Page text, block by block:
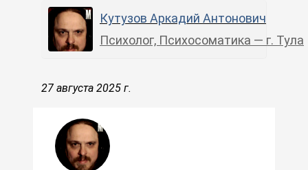
Кутузов Аркадий Антонович
Психолог, Психосоматика — г. Тула
27 августа 2025 г.